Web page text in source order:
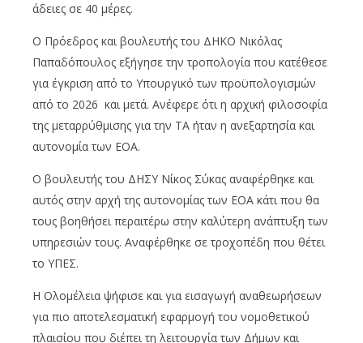
άδειες σε 40 μέρες.
Ο Πρόεδρος και βουλευτής του ΔΗΚΟ Νικόλας
Παπαδόπουλος εξήγησε την τροπολογία που κατέθεσε
για έγκριση από το Υπουργικό των προϋπολογισμών
από το 2026 και μετά. Ανέφερε ότι η αρχική φιλοσοφία
της μεταρρύθμισης για την ΤΑ ήταν η ανεξαρτησία και
αυτονομία των ΕΟΑ.
Ο βουλευτής του ΔΗΣΥ Νίκος Σύκας αναφέρθηκε και
αυτός στην αρχή της αυτονομίας των ΕΟΑ κάτι που θα
τους βοηθήσει περαιτέρω στην καλύτερη ανάπτυξη των
υπηρεσιών τους. Αναφέρθηκε σε τροχοπέδη που θέτει
το ΥΠΕΣ.
Η Ολομέλεια ψήφισε και για εισαγωγή αναθεωρήσεων
για πιο αποτελεσματική εφαρμογή του νομοθετικού
πλαισίου που διέπει τη λειτουργία των Δήμων και